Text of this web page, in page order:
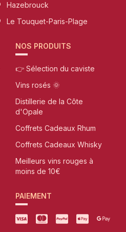
Hazebrouck
Le Touquet-Paris-Plage
NOS PRODUITS
👉 Sélection du caviste
Vins rosés 🌞
Distillerie de la Côte
d'Opale
Coffrets Cadeaux Rhum
Coffrets Cadeaux Whisky
Meilleurs vins rouges à
moins de 10€
PAIEMENT